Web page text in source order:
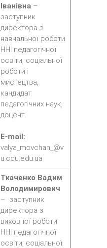
Іванівна –
заступник
директора з
навчальної роботи
ННІ педагогічної
освіти, соціальної
роботи і
мистецтва,
кандидат
педагогічних наук,
доцент.
E-mail:
valya_movchan_@v
u.cdu.edu.ua
Ткаченко Вадим
Володимирович
– заступник
директора з
виховної роботи
ННІ педагогічної
освіти, соціальної